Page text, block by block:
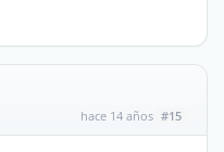
hace 14 años #15